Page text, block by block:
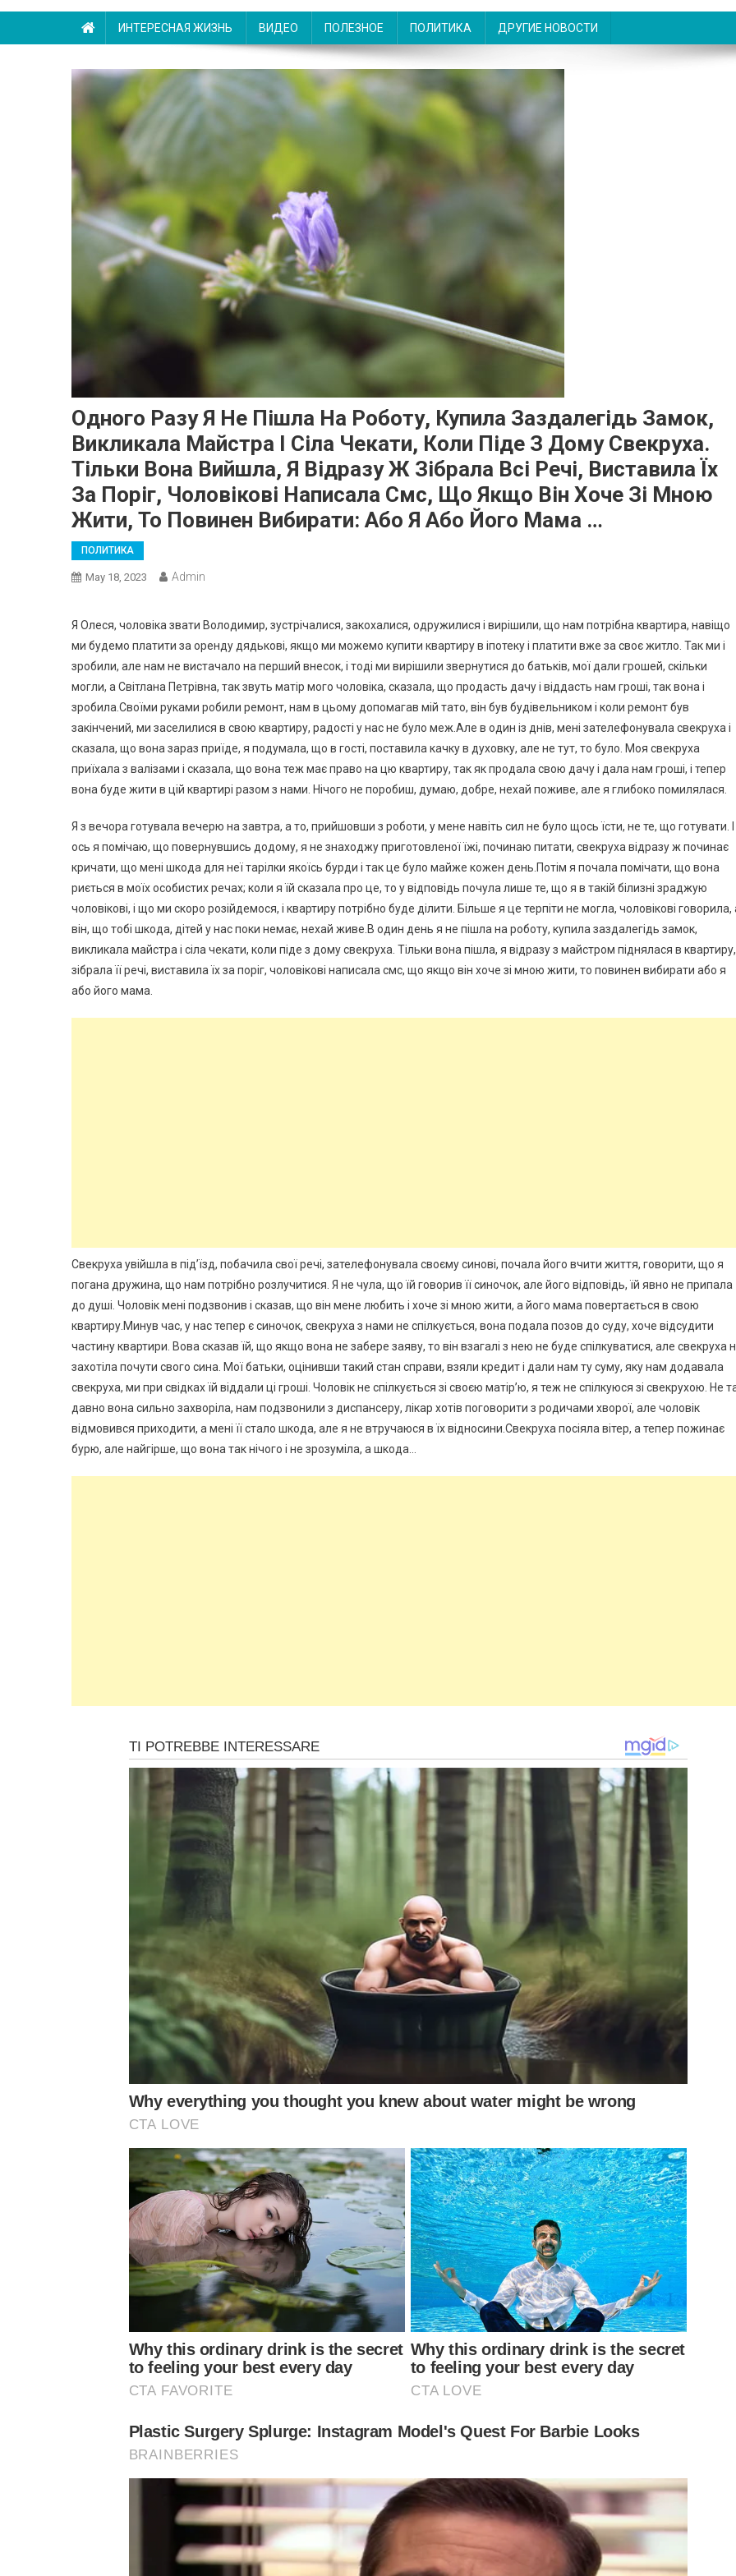
ИНТЕРЕСНАЯ ЖИЗНЬ ВИДЕО ПОЛЕЗНОЕ ПОЛИТИКА ДРУГИЕ НОВОСТИ
Одного Разу Я Не Пішла На Роботу, Купила Заздалегідь Замок,
Викликала Майстра І Сіла Чекати, Коли Піде З Дому Свекруха.
Тільки Вона Вийшла, Я Відразу Ж Зібрала Всі Речі, Виставила Їх
За Поріг, Чоловікові Написала Смс, Що Якщо Він Хоче Зі Мною
Жити, То Повинен Вибирати: Або Я Або Його Мама …
ПОЛИТИКА
May 18, 2023 Admin
Я Олеся, чоловіка звати Володимир, зустрічалися, закохалися, одружилися і вирішили, що нам потрібна квартира, навіщо
ми будемо платити за оренду дядькові, якщо ми можемо купити квартиру в іпотеку і платити вже за своє житло. Так ми і
зробили, але нам не вистачало на перший внесок, і тоді ми вирішили звернутися до батьків, мої дали грошей, скільки
могли, а Світлана Петрівна, так звуть матір мого чоловіка, сказала, що продасть дачу і віддасть нам гроші, так вона і
зробила.Своїми руками робили ремонт, нам в цьому допомагав мій тато, він був будівельником і коли ремонт був
закінчений, ми заселилися в свою квартиру, радості у нас не було меж.Але в один із днів, мені зателефонувала свекруха і
сказала, що вона зараз приїде, я подумала, що в гості, поставила качку в духовку, але не тут, то було. Моя свекруха
приїхала з валізами і сказала, що вона теж має право на цю квартиру, так як продала свою дачу і дала нам гроші, і тепер
вона буде жити в цій квартирі разом з нами. Нічого не поробиш, думаю, добре, нехай поживе, але я глибоко помилялася.
Я з вечора готувала вечерю на завтра, а то, прийшовши з роботи, у мене навіть сил не було щось їсти, не те, що готувати. І
ось я помічаю, що повернувшись додому, я не знаходжу приготовленої їжі, починаю питати, свекруха відразу ж починає
кричати, що мені шкода для неї тарілки якоїсь бурди і так це було майже кожен день.Потім я почала помічати, що вона
риється в моїх особистих речах; коли я їй сказала про це, то у відповідь почула лише те, що я в такій білизні зраджую
чоловікові, і що ми скоро розійдемося, і квартиру потрібно буде ділити. Більше я це терпіти не могла, чоловікові говорила,
він, що тобі шкода, дітей у нас поки немає, нехай живе.В один день я не пішла на роботу, купила заздалегідь замок,
викликала майстра і сіла чекати, коли піде з дому свекруха. Тільки вона пішла, я відразу з майстром піднялася в квартиру,
зібрала її речі, виставила їх за поріг, чоловікові написала смс, що якщо він хоче зі мною жити, то повинен вибирати або я
або його мама.
Свекруха увійшла в під’їзд, побачила свої речі, зателефонувала своєму синові, почала його вчити життя, говорити, що я
погана дружина, що нам потрібно розлучитися. Я не чула, що їй говорив її синочок, але його відповідь, їй явно не припала
до душі. Чоловік мені подзвонив і сказав, що він мене любить і хоче зі мною жити, а його мама повертається в свою
квартиру.Минув час, у нас тепер є синочок, свекруха з нами не спілкується, вона подала позов до суду, хоче відсудити
частину квартири. Вова сказав їй, що якщо вона не забере заяву, то він взагалі з нею не буде спілкуватися, але свекруха
захотіла почути свого сина. Мої батьки, оцінивши такий стан справи, взяли кредит і дали нам ту суму, яку нам додавала
свекруха, ми при свідках їй віддали ці гроші. Чоловік не спілкується зі своєю матір’ю, я теж не спілкуюся зі свекрухою. Не
давно вона сильно захворіла, нам подзвонили з диспансеру, лікар хотів поговорити з родичами хворої, але чоловік
відмовився приходити, а мені її стало шкода, але я не втручаюся в їх відносини.Свекруха посіяла вітер, а тепер пожинає
бурю, але найгірше, що вона так нічого і не зрозуміла, а шкода…